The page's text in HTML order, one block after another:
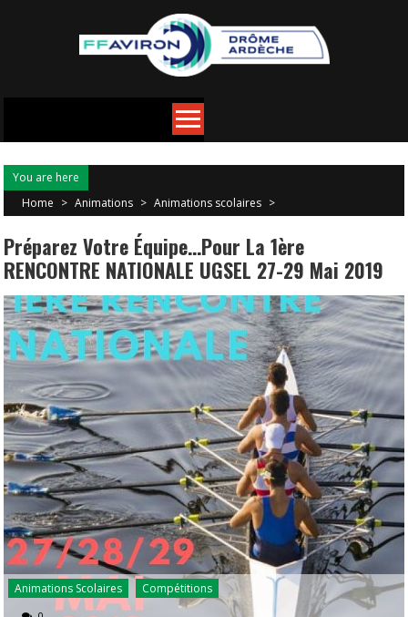
You are here
Home > Animations > Animations scolaires >
Préparez Votre Équipe…pour La 1ère
RENCONTRE NATIONALE UGSEL 27-29 Mai 2019
Animations Scolaires Compétitions